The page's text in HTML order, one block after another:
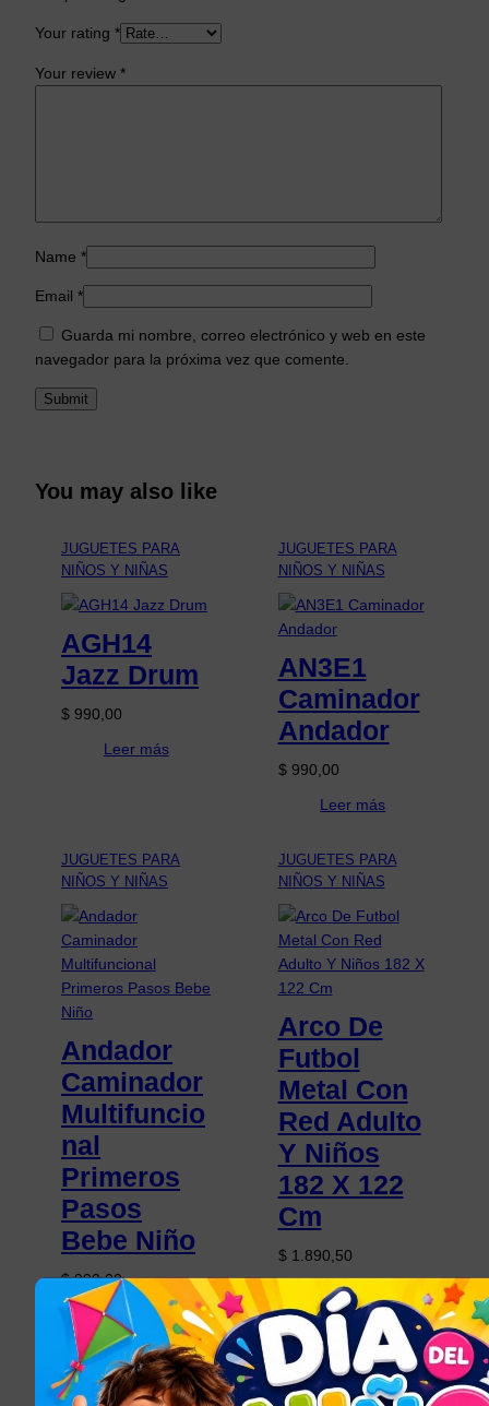
Your rating *
Your review *
Name *
Email *
Guarda mi nombre, correo electrónico y web en este
navegador para la próxima vez que comente.
You may also like
JUGUETES PARA
NIÑOS Y NIÑAS
AGH14
Jazz Drum
$ 990,00
Leer más
JUGUETES PARA
NIÑOS Y NIÑAS
AN3E1
Caminador
Andador
$990,00
Leer más
JUGUETES PARA
NIÑOS Y NIÑAS
Andador
Caminador
Multifuncio
nal
Primeros
Pasos
Bebe Niño
$990,00
Seleccionar opciones
JUGUETES PARA
NIÑOS Y NIÑAS
Arco De
Futbol
Metal Con
Red Adulto
Y Niños
182 X 122
Cm
$1.890,50
Añadir al carrito
JUGUETES PARA
NIÑOS Y NIÑAS ,